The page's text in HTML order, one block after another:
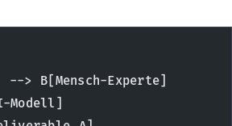
> B[Mensch-Experte]
Modell]